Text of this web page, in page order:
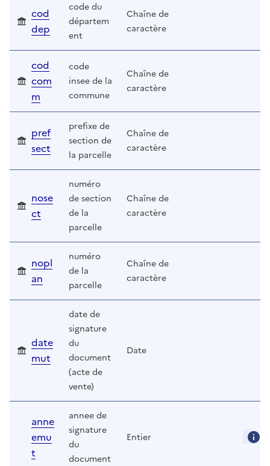
cod
dep
code du
départem
ent
Chaîne de
caractère
cod
com
m
code
insee de la
commune
Chaîne de
caractère
pref
sect
prefixe de
section de
la parcelle
Chaîne de
caractère
nose
ct
numéro
de section
de la
parcelle
Chaîne de
caractère
nopl
an
numéro
de la
parcelle
Chaîne de
caractère
date
mut
date de
signature
du
document
(acte de
vente)
Date
anne
emu
t
annee de
signature
du
document
Entier